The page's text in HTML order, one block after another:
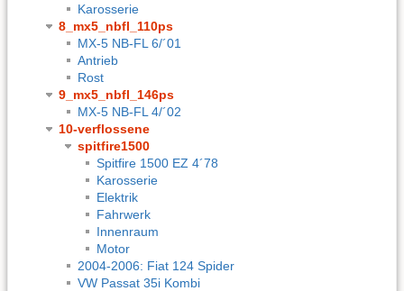
Karosserie
8_mx5_nbfl_110ps
MX-5 NB-FL 6/´01
Antrieb
Rost
9_mx5_nbfl_146ps
MX-5 NB-FL 4/´02
10-verflossene
spitfire1500
Spitfire 1500 EZ 4´78
Karosserie
Elektrik
Fahrwerk
Innenraum
Motor
2004-2006: Fiat 124 Spider
VW Passat 35i Kombi